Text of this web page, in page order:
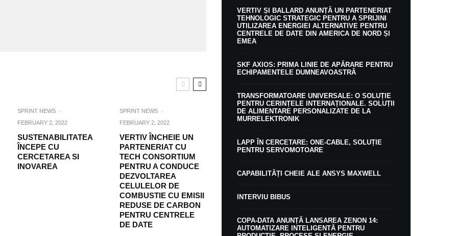
SPRINT NEWS
·
FEBRUARY 2, 2022
SUSTENABILITATEA
ÎNCEPE CU
CERCETAREA SI
INOVAREA
SPRINT NEWS
·
FEBRUARY 2, 2022
VERTIV ÎNCHEIE UN
PARTENERIAT CU
TECH CONSORTIUM
PENTRU A CONDUCE
DEZVOLTAREA
CELULELOR DE
COMBUSTIE CU EMISII
REDUSE DE CARBON
PENTRU CENTRELE
DE DATE
VERTIV ȘI BALLARD ANUNȚĂ UN PARTENERIAT
TEHNOLOGIC STRATEGIC PENTRU A SPRIJINI
UTILIZAREA ENERGIEI ALTERNATIVE PENTRU
CENTRELE DE DATE DIN AMERICA DE NORD ȘI
EMEA
SKF AXIOS: PRIMA LINIE DE APĂRARE PENTRU
ECHIPAMENTELE DUMNEAVOASTRĂ
TRANSFORMATOARE UNIVERSALE: O SOLUȚIE
PENTRU CERINȚELE INTERNAȚIONALE. SOLUȚII
DE ALIMENTARE PERSONALIZATE DE LA
MURRELEKTRONIK
LAPP ÎN CERCETARE: ONE-CABLE, SOLUȚIE
PENTRU SERVOMOTOARE
CAPABILITĂȚI CHEIE ALE ANSYS MAXWELL
INTERVIU BIBUS
COPA-DATA ANUNȚĂ LANSAREA ZENON 14:
AUTOMATIZARE INTELIGENTĂ PENTRU